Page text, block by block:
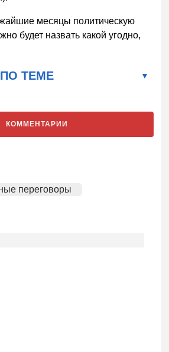
месяцы политическую
будет назвать какой угодно,
ТЕМЕ
КОММЕНТАРИИ
переговоры